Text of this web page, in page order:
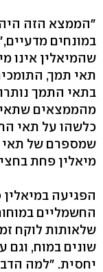
"הממצא הזה
במונחים
שהמיאלין אינו
תאי תמך,
בתאי התמך
מהממצאים שתאי
כלשהו על תאי
שמספרם של תאי
מיאלין פחת
הפגיעה
החשמליים
שלאותות לוקח
שונים במוח, וגם
יחסית. "למה